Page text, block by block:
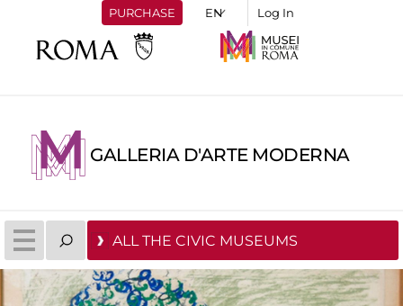
PURCHASE Log In
GALLERIA D'ARTE MODERNA
ALL THE CIVIC MUSEUMS